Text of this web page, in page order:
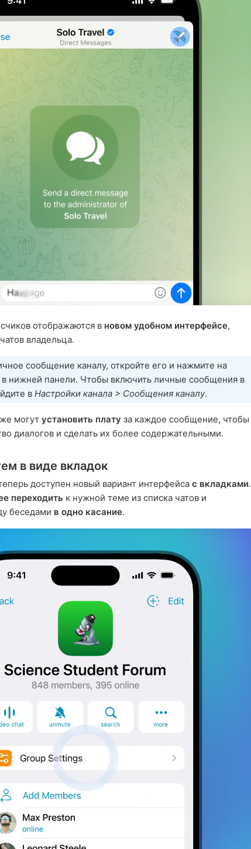
отображаются в новом удобном интерфейсе,
владельца.
сообщение каналу, откройте его и нажмите на
в нижней панели. Чтобы включить личные сообщения в
в Настройки канала > Сообщения каналу.
могут установить плату за каждое сообщение, чтобы
диалогов и сделать их более содержательными.
в виде вкладок
доступен новый вариант интерфейса с вкладками.
переходить к нужной теме из списка чатов и
беседами в одно касание.